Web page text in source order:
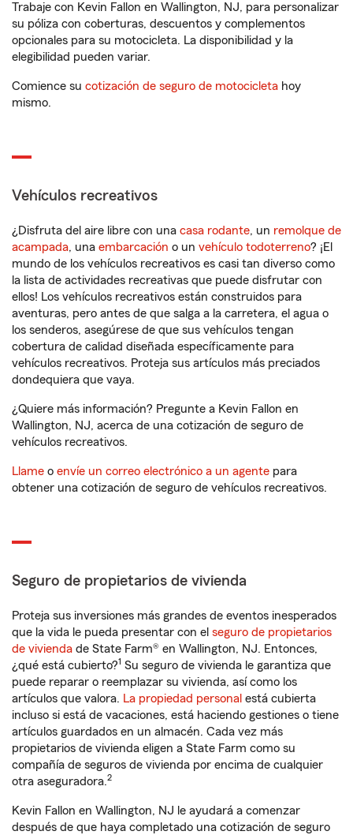
Trabaje con Kevin Fallon en Wallington, NJ, para personalizar
su póliza con coberturas, descuentos y complementos
opcionales para su motocicleta. La disponibilidad y la
elegibilidad pueden variar.
Comience su cotización de seguro de motocicleta hoy
mismo.
Vehículos recreativos
¿Disfruta del aire libre con una casa rodante, un remolque de
acampada, una embarcación o un vehículo todoterreno? ¡El
mundo de los vehículos recreativos es casi tan diverso como
la lista de actividades recreativas que puede disfrutar con
ellos! Los vehículos recreativos están construidos para
aventuras, pero antes de que salga a la carretera, el agua o
los senderos, asegúrese de que sus vehículos tengan
cobertura de calidad diseñada específicamente para
vehículos recreativos. Proteja sus artículos más preciados
dondequiera que vaya.
¿Quiere más información? Pregunte a Kevin Fallon en
Wallington, NJ, acerca de una cotización de seguro de
vehículos recreativos.
Llame o envíe un correo electrónico a un agente para
obtener una cotización de seguro de vehículos recreativos.
Seguro de propietarios de vivienda
Proteja sus inversiones más grandes de eventos inesperados
que la vida le pueda presentar con el seguro de propietarios
de vivienda de State Farm® en Wallington, NJ. Entonces,
¿qué está cubierto?1 Su seguro de vivienda le garantiza que
puede reparar o reemplazar su vivienda, así como los
artículos que valora. La propiedad personal está cubierta
incluso si está de vacaciones, está haciendo gestiones o tiene
artículos guardados en un almacén. Cada vez más
propietarios de vivienda eligen a State Farm como su
compañía de seguros de vivienda por encima de cualquier
otra aseguradora.2
Kevin Fallon en Wallington, NJ le ayudará a comenzar
después de que haya completado una cotización de seguro